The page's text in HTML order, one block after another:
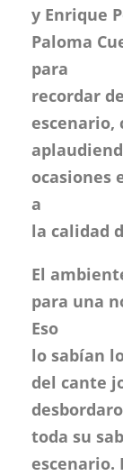
y Enrique
Paloma
para
recordar
escenario,
ocasiones
a
la calidad
El
para una
Eso
lo sabían
del cante
toda su
escenario.